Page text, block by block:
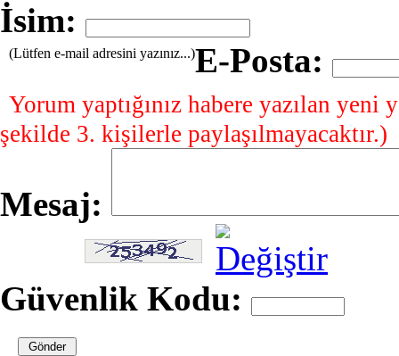
İsim:
E-Posta:
(Lütfen e-mail adresini yazınız...)
Yorum yaptığınız habere yazılan
şekilde 3. kişilerle paylaşılmayacaktır.)
Mesaj:
Güvenlik Kodu: